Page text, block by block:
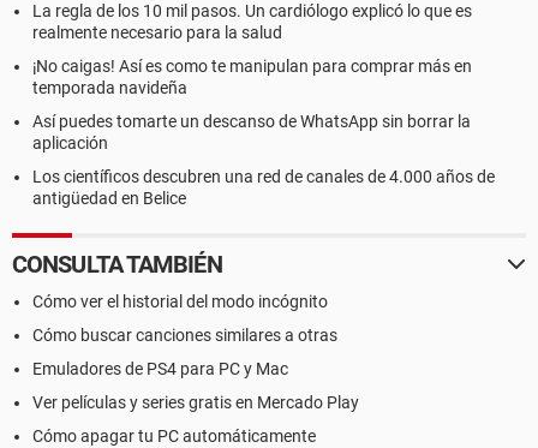
La regla de los 10 mil pasos. Un cardiólogo explicó lo que es
realmente necesario para la salud
¡No caigas! Así es como te manipulan para comprar más en
temporada navideña
Así puedes tomarte un descanso de WhatsApp sin borrar la
aplicación
Los científicos descubren una red de canales de 4.000 años de
antigüedad en Belice
CONSULTA TAMBIÉN
Cómo ver el historial del modo incógnito
Cómo buscar canciones similares a otras
Emuladores de PS4 para PC y Mac
Ver películas y series gratis en Mercado Play
Cómo apagar tu PC automáticamente